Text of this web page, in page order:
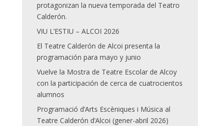
protagonizan la nueva temporada del Teatro
Calderón.
VIU L’ESTIU – ALCOI 2026
El Teatre Calderón de Alcoi presenta la
programación para mayo y junio
Vuelve la Mostra de Teatre Escolar de Alcoy
con la participación de cerca de cuatrocientos
alumnos
Programació d’Arts Escèniques i Música al
Teatre Calderón d’Alcoi (gener-abril 2026)